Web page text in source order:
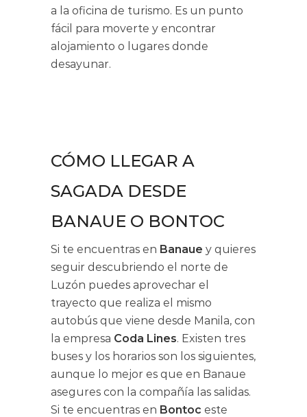
a la oficina de turismo. Es un punto
fácil para moverte y encontrar
alojamiento o lugares donde
desayunar.
CÓMO LLEGAR A
SAGADA DESDE
BANAUE O BONTOC
Si te encuentras en Banaue y quieres
seguir descubriendo el norte de
Luzón puedes aprovechar el
trayecto que realiza el mismo
autobús que viene desde Manila, con
la empresa Coda Lines. Existen tres
buses y los horarios son los siguientes,
aunque lo mejor es que en Banaue
asegures con la compañía las salidas.
Si te encuentras en Bontoc este